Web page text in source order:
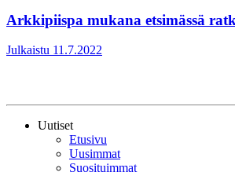
Arkkipiispa mukana etsimässä
Julkaistu 11.7.2022
Uutiset
Etusivu
Uusimmat
Suosituimmat